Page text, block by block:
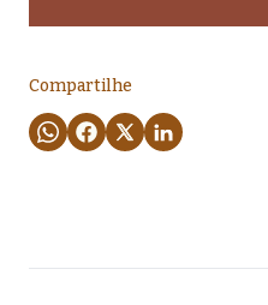
Compartilhe